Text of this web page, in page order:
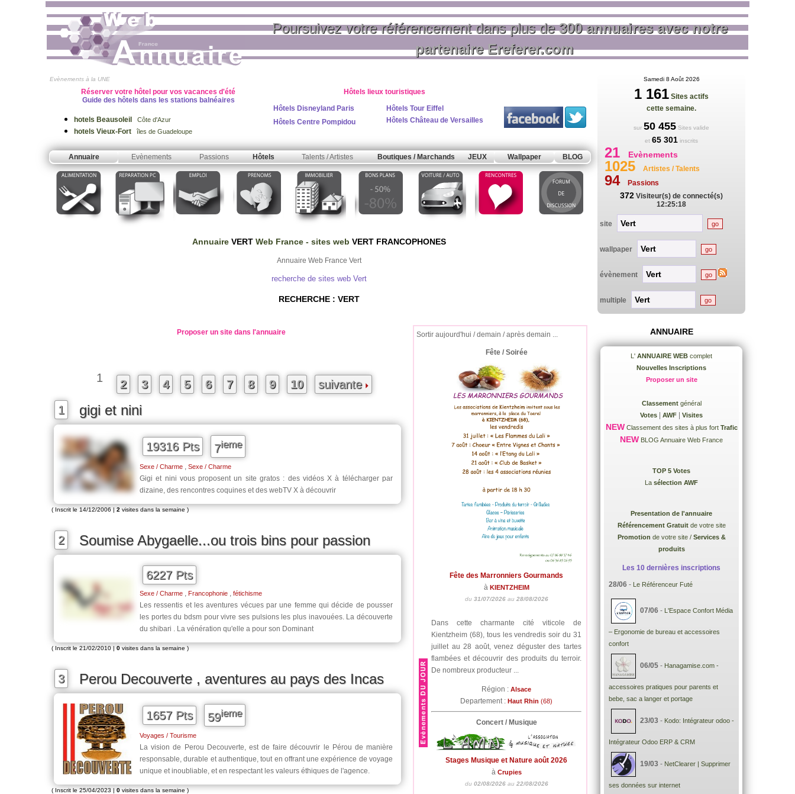
Poursuivez votre référencement dans plus de300 annuaires avec notre
partenaire Ereferer.com
Evènements à la UNE
Réserver votre hôtel pour vos vacances d'été
Guide des hôtels dans les stations balnéaires
hotels Beausoleil Côte d'Azur
hotels Vieux-Fort îles de Guadeloupe
Hôtels lieux touristiques
Hôtels Disneyland Paris
Hôtels Tour Eiffel
Hôtels Centre Pompidou
Hôtels Château de Versailles
Annuaire Evènements Passions Hôtels Talents / Artistes Boutiques / Marchands JEUX Wallpaper BLOG
Annuaire VERTWeb France- sites web VERT FRANCOPHONES
Annuaire Web France Vert
recherche de sites web Vert
RECHERCHE : VERT
Proposer un site dans l'annuaire
1 2 3 4 5 6 7 8 9 10
suivante
1
gigi et nini
19316 Pts 7ieme
Sexe / Charme Sexe / Charme
Gigi et nini vous proposent un site gratos : des vidéos X à télécharger par
dizaine, des rencontres coquines et des webTV X à découvrir
( Inscrit le 14/12/2006 | 2 visites dans la semaine )
2 Soumise Abygaelle...ou trois bins pour passion
6227 Pts
Sexe / Charme , Francophonie , fétichisme
Les ressentis et les aventures vécues par une femme qui décide de pousser
les portes du bdsm pour vivre ses pulsions les plus inavouées. La découverte
du shibari . La vénération qu'elle a pour son Dominant
( Inscrit le 21/02/2010 | 0 visites dans la semaine )
3 Perou Decouverte , aventures au pays des Incas
1657 Pts 59ieme
Voyages / Tourisme
La vision de Perou Decouverte, est de faire découvrir le Pérou de manière
responsable, durable et authentique, tout en offrant une expérience de voyage
unique et inoubliable, et en respectant les valeurs éthiques de l'agence.
( Inscrit le 25/04/2023 | 0 visites dans la semaine )
Sortir aujourd'hui / demain / après demain ...
Fête / Soirée
Fête des Marronniers Gourmands
à KIENTZHEIM
du 31/07/2026au 28/08/2026
Dans cette charmante cité viticole de
Kientzheim (68), tous les vendredis soir du 31
juillet au 28 août, venez déguster des tartes
flambées et découvrir des produits du terroir.
De nombreux producteur ...
Région : Alsace
Departement : Haut Rhin (68)
Concert / Musique
Stages Musique et Nature août 2026
à Crupies
du 02/08/2026au 22/08/2026
Samedi 8 Août 2026
1 161 Sites actifs
cette semaine.
sur 50 455 Sites valide
et 65 301 inscrits
21 Evènements
1025 Artistes / Talents
94 Passions
372 Visiteur(s) de connecté(s)
12:25:18
site
wallpaper
évènement
multiple
ANNUAIRE
L' ANNUAIRE WEB complet
Nouvelles Inscriptions
Proposer un site
Classementgénéral
Votes
AWF Visites
NEWClassement des sites à plus fort Trafic
NEW BLOG Annuaire Web France
TOP 5 Votes
La sélection AWF
Presentation de l'annuaire
Référencement Gratuitde votre site
Promotion de votre site / Services &
produits
Les 10 dernières inscriptions
28/06 - Le Référenceur Futé
07/06 - L'Espace Confort Média
– Ergonomie de bureau et accessoires
confort
06/05 - Hanagamise.com -
accessoires pratiques pour parents et
bebe, sac a langer et portage
23/03 - Kodo: Intégrateur odoo -
Intégrateur Odoo ERP & CRM
19/03 - NetClearer | Supprimer
ses données sur internet